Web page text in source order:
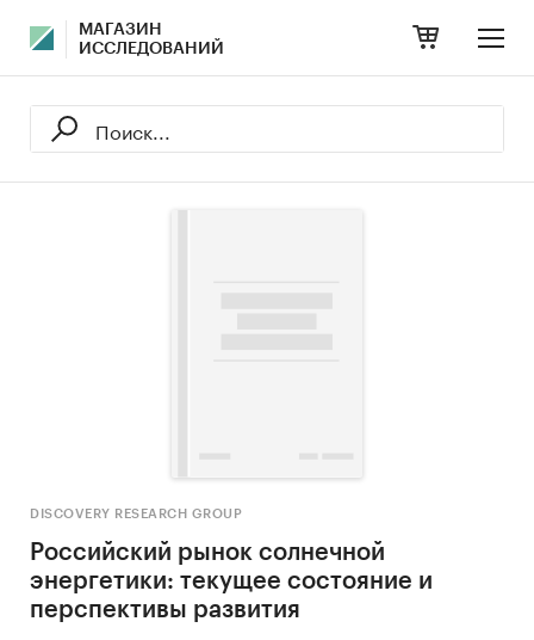
МАГАЗИН
ИССЛЕДОВАНИЙ
DISCOVERY RESEARCH GROUP
Российский рынок солнечной
энергетики: текущее состояние и
перспективы развития